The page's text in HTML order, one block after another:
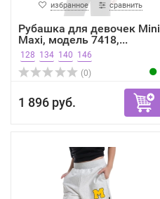
избранное сравнить
Рубашка для девочек Mini
Maxi, модель 7418,...
128 134 140 146
(0)
1 896 руб.